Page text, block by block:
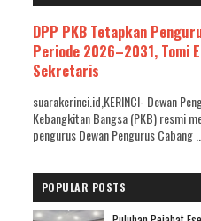
DPP PKB Tetapkan
Periode 2026–2031, Tomi
Sekretaris
suarakerinci.id,KERINCI- Dewan
Kebangkitan Bangsa (PKB) resmi
pengurus Dewan Pengurus Cabang ...
POPULAR POSTS